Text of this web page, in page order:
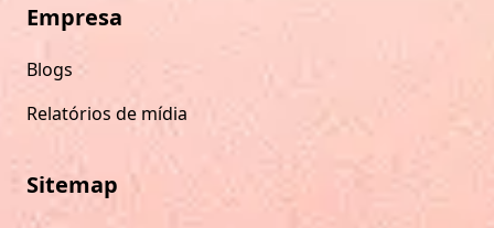
Empresa
Blogs
Relatórios de mídia
Sitemap